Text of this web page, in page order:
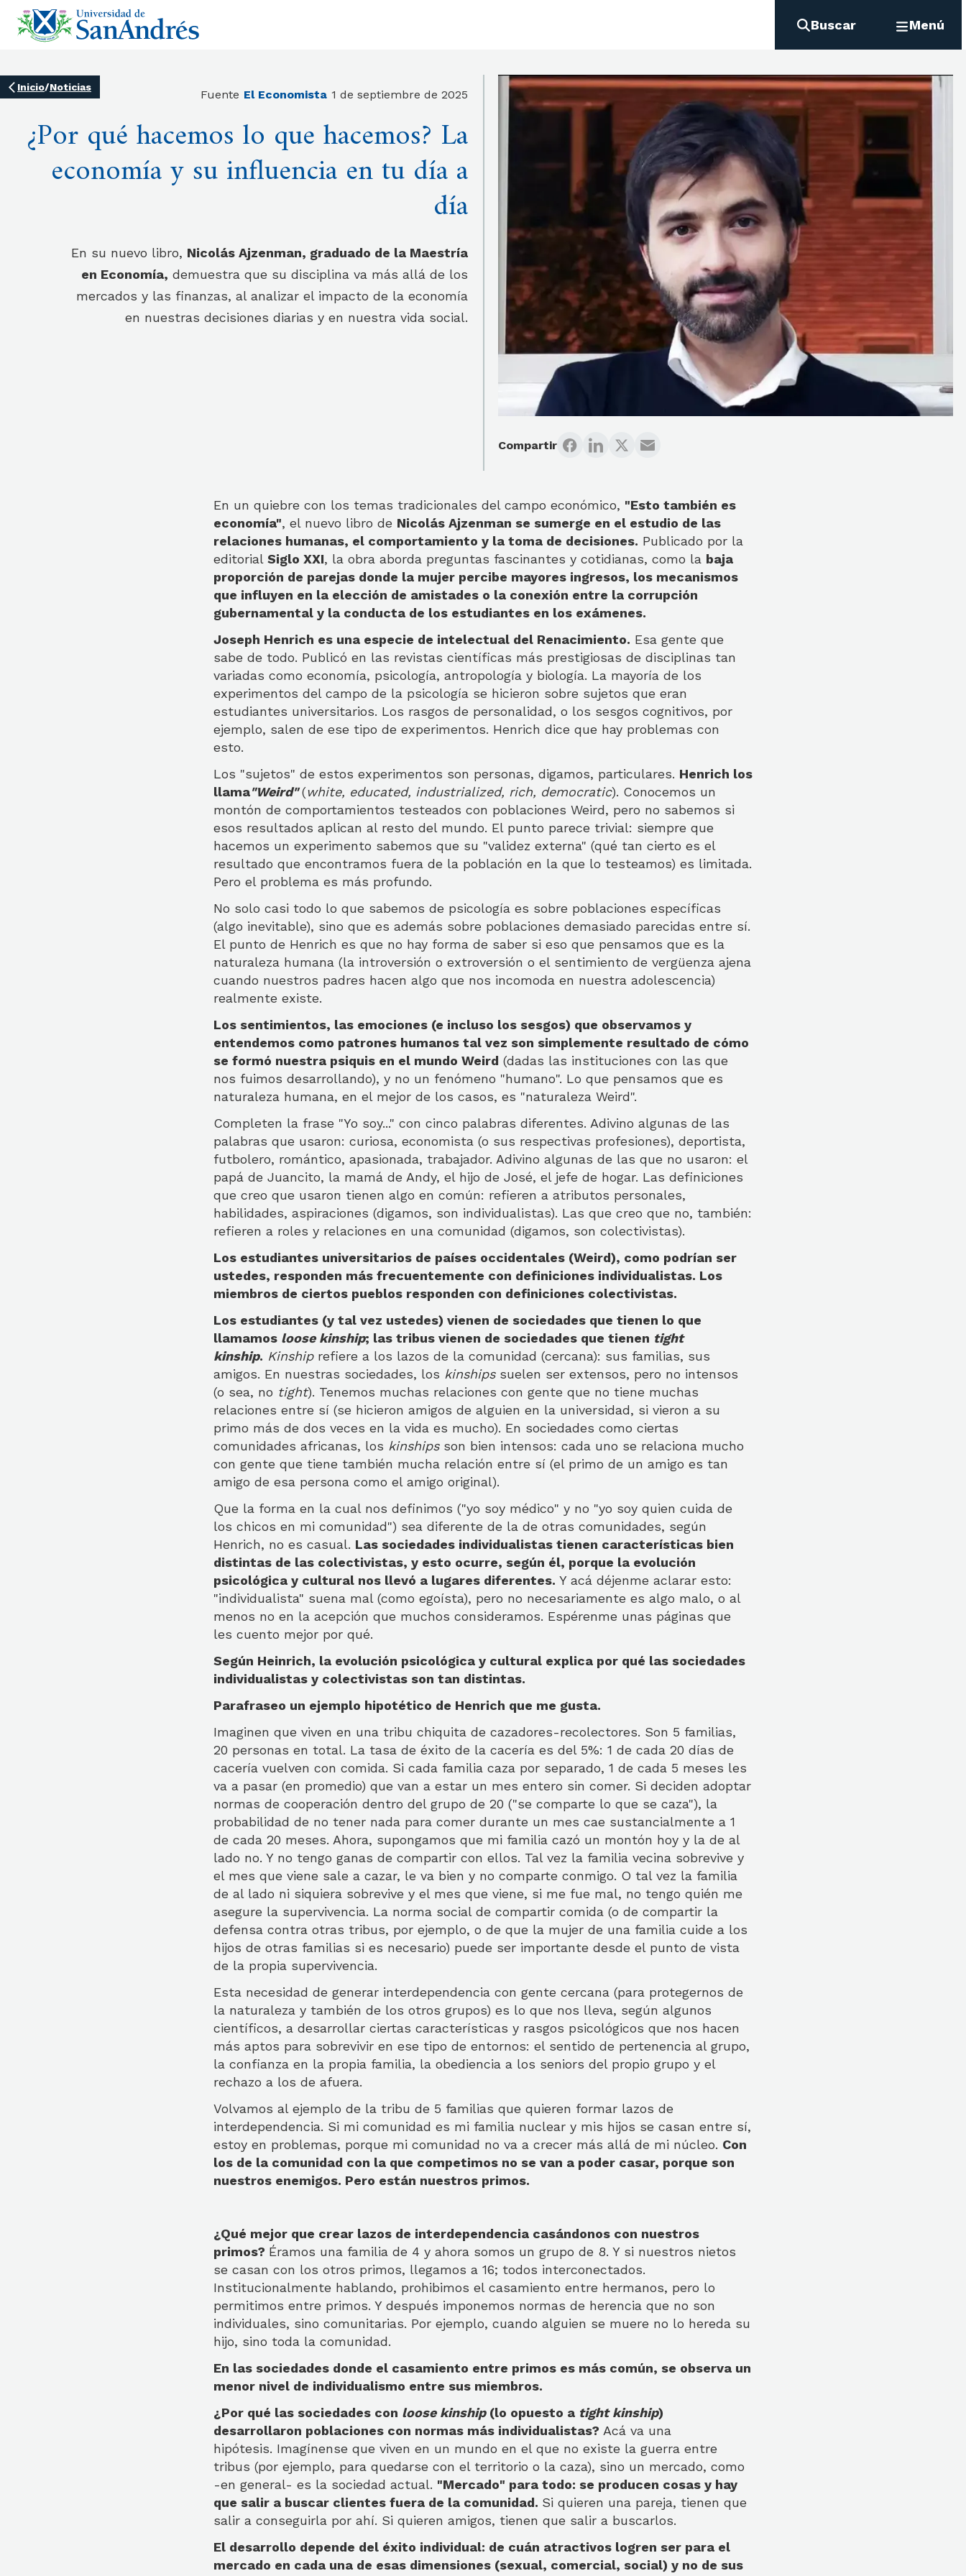
Buscar Menú
Inicio/Noticias
Fuente El Economista 1 de septiembre de 2025
¿Por qué hacemos lo que hacemos? La
economía y su influencia en tu día a
día
En su nuevo libro, Nicolás Ajzenman, graduado de la Maestría
en Economía, demuestra que su disciplina va más allá de los
mercados y las finanzas, al analizar el impacto de la economía
en nuestras decisiones diarias y en nuestra vida social.
Compartir
En un quiebre con los temas tradicionales del campo económico, "Esto también es
economía", el nuevo libro de Nicolás Ajzenman se sumerge en el estudio de las
relaciones humanas, el comportamiento y la toma de decisiones. Publicado por la
editorial Siglo XXI, la obra aborda preguntas fascinantes y cotidianas, como la baja
proporción de parejas donde la mujer percibe mayores ingresos, los mecanismos
que influyen en la elección de amistades o la conexión entre la corrupción
gubernamental y la conducta de los estudiantes en los exámenes.
Joseph Henrich es una especie de intelectual del Renacimiento. Esa gente que
sabe de todo. Publicó en las revistas científicas más prestigiosas de disciplinas tan
variadas como economía, psicología, antropología y biología. La mayoría de los
experimentos del campo de la psicología se hicieron sobre sujetos que eran
estudiantes universitarios. Los rasgos de personalidad, o los sesgos cognitivos, por
ejemplo, salen de ese tipo de experimentos. Henrich dice que hay problemas con
esto.
Los "sujetos" de estos experimentos son personas, digamos, particulares. Henrich los
llama"Weird"(white, educated, industrialized, rich, democratic). Conocemos un
montón de comportamientos testeados con poblaciones Weird, pero no sabemos si
esos resultados aplican al resto del mundo. El punto parece trivial: siempre que
hacemos un experimento sabemos que su "validez externa" (qué tan cierto es el
resultado que encontramos fuera de la población en la que lo testeamos) es limitada.
Pero el problema es más profundo.
No solo casi todo lo que sabemos de psicología es sobre poblaciones específicas
(algo inevitable), sino que es además sobre poblaciones demasiado parecidas entre sí.
El punto de Henrich es que no hay forma de saber si eso que pensamos que es la
naturaleza humana (la introversión o extroversión o el sentimiento de vergüenza ajena
cuando nuestros padres hacen algo que nos incomoda en nuestra adolescencia)
realmente existe.
Los sentimientos, las emociones (e incluso los sesgos) que observamos y
entendemos como patrones humanos tal vez son simplemente resultado de cómo
se formó nuestra psiquis en el mundo Weird (dadas las instituciones con las que
nos fuimos desarrollando), y no un fenómeno "humano". Lo que pensamos que es
naturaleza humana, en el mejor de los casos, es "naturaleza Weird".
Completen la frase "Yo soy..." con cinco palabras diferentes. Adivino algunas de las
palabras que usaron: curiosa, economista (o sus respectivas profesiones), deportista,
futbolero, romántico, apasionada, trabajador. Adivino algunas de las que no usaron: el
papá de Juancito, la mamá de Andy, el hijo de José, el jefe de hogar. Las definiciones
que creo que usaron tienen algo en común: refieren a atributos personales,
habilidades, aspiraciones (digamos, son individualistas). Las que creo que no, también:
refieren a roles y relaciones en una comunidad (digamos, son colectivistas).
Los estudiantes universitarios de países occidentales (Weird), como podrían ser
ustedes, responden más frecuentemente con definiciones individualistas. Los
miembros de ciertos pueblos responden con definiciones colectivistas.
Los estudiantes (y tal vez ustedes) vienen de sociedades que tienen lo que
llamamos loose kinship; las tribus vienen de sociedades que tienen tight
kinship. Kinship refiere a los lazos de la comunidad (cercana): sus familias, sus
amigos. En nuestras sociedades, los kinships suelen ser extensos, pero no intensos
(o sea, no tight). Tenemos muchas relaciones con gente que no tiene muchas
relaciones entre sí (se hicieron amigos de alguien en la universidad, si vieron a su
primo más de dos veces en la vida es mucho). En sociedades como ciertas
comunidades africanas, los kinships son bien intensos: cada uno se relaciona mucho
con gente que tiene también mucha relación entre sí (el primo de un amigo es tan
amigo de esa persona como el amigo original).
Que la forma en la cual nos definimos ("yo soy médico" y no "yo soy quien cuida de
los chicos en mi comunidad") sea diferente de la de otras comunidades, según
Henrich, no es casual. Las sociedades individualistas tienen características bien
distintas de las colectivistas, y esto ocurre, según él, porque la evolución
psicológica y cultural nos llevó a lugares diferentes. Y acá déjenme aclarar esto:
"individualista" suena mal (como egoísta), pero no necesariamente es algo malo, o al
menos no en la acepción que muchos consideramos. Espérenme unas páginas que
les cuento mejor por qué.
Según Heinrich, la evolución psicológica y cultural explica por qué las sociedades
individualistas y colectivistas son tan distintas.
Parafraseo un ejemplo hipotético de Henrich que me gusta.
Imaginen que viven en una tribu chiquita de cazadores-recolectores. Son 5 familias,
20 personas en total. La tasa de éxito de la cacería es del 5%: 1 de cada 20 días de
cacería vuelven con comida. Si cada familia caza por separado, 1 de cada 5 meses les
va a pasar (en promedio) que van a estar un mes entero sin comer. Si deciden adoptar
normas de cooperación dentro del grupo de 20 ("se comparte lo que se caza"), la
probabilidad de no tener nada para comer durante un mes cae sustancialmente a 1
de cada 20 meses. Ahora, supongamos que mi familia cazó un montón hoy y la de al
lado no. Y no tengo ganas de compartir con ellos. Tal vez la familia vecina sobrevive y
el mes que viene sale a cazar, le va bien y no comparte conmigo. O tal vez la familia
de al lado ni siquiera sobrevive y el mes que viene, si me fue mal, no tengo quién me
asegure la supervivencia. La norma social de compartir comida (o de compartir la
defensa contra otras tribus, por ejemplo, o de que la mujer de una familia cuide a los
hijos de otras familias si es necesario) puede ser importante desde el punto de vista
de la propia supervivencia.
Esta necesidad de generar interdependencia con gente cercana (para protegernos de
la naturaleza y también de los otros grupos) es lo que nos lleva, según algunos
científicos, a desarrollar ciertas características y rasgos psicológicos que nos hacen
más aptos para sobrevivir en ese tipo de entornos: el sentido de pertenencia al grupo,
la confianza en la propia familia, la obediencia a los seniors del propio grupo y el
rechazo a los de afuera.
Volvamos al ejemplo de la tribu de 5 familias que quieren formar lazos de
interdependencia. Si mi comunidad es mi familia nuclear y mis hijos se casan entre sí,
estoy en problemas, porque mi comunidad no va a crecer más allá de mi núcleo. Con
los de la comunidad con la que competimos no se van a poder casar, porque son
nuestros enemigos. Pero están nuestros primos.
¿Qué mejor que crear lazos de interdependencia casándonos con nuestros
primos? Éramos una familia de 4 y ahora somos un grupo de 8. Y si nuestros nietos
se casan con los otros primos, llegamos a 16; todos interconectados.
Institucionalmente hablando, prohibimos el casamiento entre hermanos, pero lo
permitimos entre primos. Y después imponemos normas de herencia que no son
individuales, sino comunitarias. Por ejemplo, cuando alguien se muere no lo hereda su
hijo, sino toda la comunidad.
En las sociedades donde el casamiento entre primos es más común, se observa un
menor nivel de individualismo entre sus miembros.
¿Por qué las sociedades con loose kinship(lo opuesto a tight kinship)
desarrollaron poblaciones con normas más individualistas? Acá va una
hipótesis. Imagínense que viven en un mundo en el que no existe la guerra entre
tribus (por ejemplo, para quedarse con el territorio o la caza), sino un mercado, como
-en general- es la sociedad actual. "Mercado" para todo: se producen cosas y hay
que salir a buscar clientes fuera de la comunidad. Si quieren una pareja, tienen que
salir a conseguirla por ahí. Si quieren amigos, tienen que salir a buscarlos.
El desarrollo depende del éxito individual: de cuán atractivos logren ser para el
mercado en cada una de esas dimensiones (sexual, comercial, social) y no de sus